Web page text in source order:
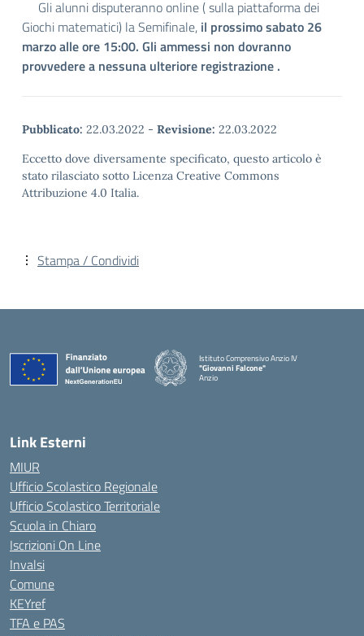
Gli alunni disputeranno online ( sulla piattaforma dei
Giochi matematici) la Semifinale, il prossimo sabato 26
marzo alle ore 15:00. Gli ammessi non dovranno
provvedere a nessuna ulteriore registrazione .
Pubblicato: 22.03.2022 - Revisione: 22.03.2022
Eccetto dove diversamente specificato, questo articolo è
stato rilasciato sotto Licenza Creative Commons
Attribuzione 4.0 Italia.
Stampa / Condividi
Istituto Comprensivo Anzio IV
"Giovanni Falcone"
Anzio
Link Esterni
MIUR
Ufficio Scolastico Regionale
Ufficio Scolastico Territoriale
Scuola in Chiaro
Iscrizioni On Line
Invalsi
Comune
KEYref
TFA e PAS